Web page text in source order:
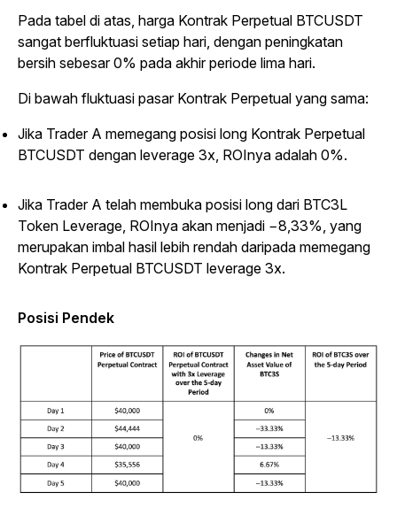
Pada tabel di atas, harga Kontrak Perpetual BTCUSDT
sangat berfluktuasi setiap hari, dengan peningkatan
bersih sebesar 0% pada akhir periode lima hari.
Di bawah fluktuasi pasar Kontrak Perpetual yang sama:
Jika Trader A memegang posisi long Kontrak Perpetual
BTCUSDT dengan leverage 3x, ROInya adalah 0%.
Jika Trader A telah membuka posisi long dari BTC3L
Token Leverage, ROInya akan menjadi −8,33%, yang
merupakan imbal hasil lebih rendah daripada memegang
Kontrak Perpetual BTCUSDT leverage 3x.
Posisi Pendek